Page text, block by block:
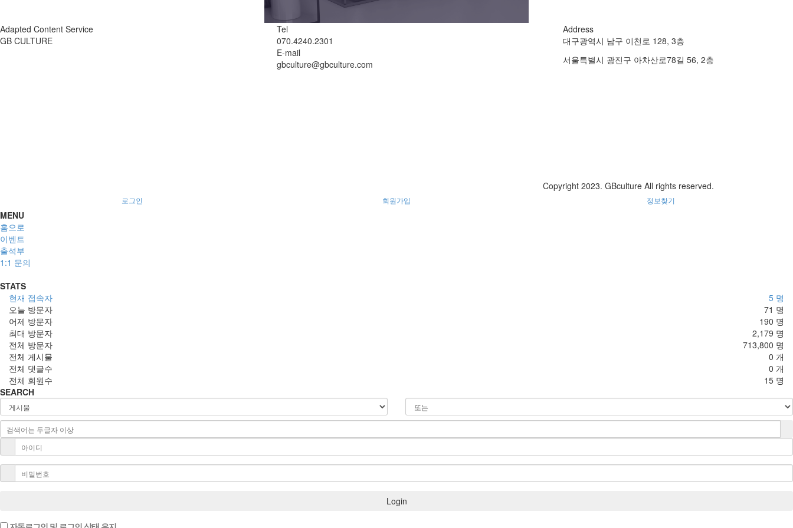
Adapted Content Service
GB CULTURE
Tel
070.4240.2301
E-mail
gbculture@gbculture.com
Address
대구광역시 남구 이천로 128, 3층
서울특별시 광진구 아차산로78길 56, 2층
Copyright 2023. GBculture All rights reserved.
로그인 회원가입 정보찾기
MENU
홈으로
이벤트
출석부
1:1 문의
STATS
5 명
현재 접속자
71 명
오늘 방문자
190 명
어제 방문자
2,179 명
최대 방문자
713,800 명
전체 방문자
0 개
전체 게시물
0 개
전체 댓글수
15 명
전체 회원수
SEARCH
Login